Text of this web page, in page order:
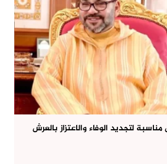
لتجديد الوفاء والاعتزاز بالعرش